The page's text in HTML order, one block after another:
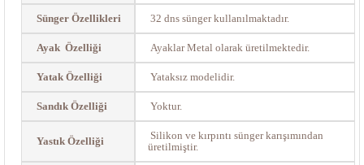
Sünger Özellikleri 32 dns sünger kullanılmaktadır.
Ayak Özelliği Ayaklar Metal olarak üretilmektedir.
Yatak Özelliği Yataksız modelidir.
Sandık Özelliği Yoktur.
Yastık Özelliği
Silikon ve kırpıntı sünger karışımından
üretilmiştir.